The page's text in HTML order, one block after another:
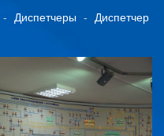
Диспетчеры
Диспетчер